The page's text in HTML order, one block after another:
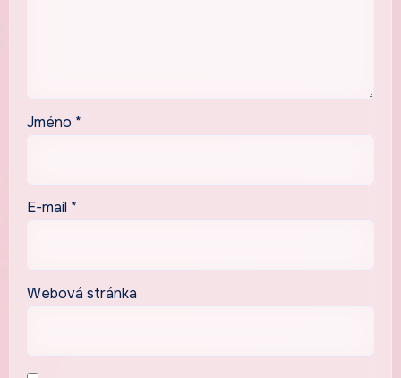
Jméno *
E-mail *
Webová stránka